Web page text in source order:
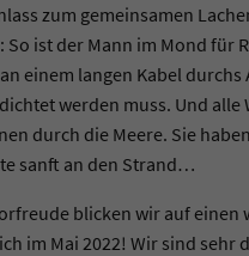
zum gemeinsamen
So ist der Mann im Mond für
einem langen Kabel
werden muss. Und
durch die Meere. Sie
sanft an den Strand…
blicken wir auf
im Mai 2022! Wir sind